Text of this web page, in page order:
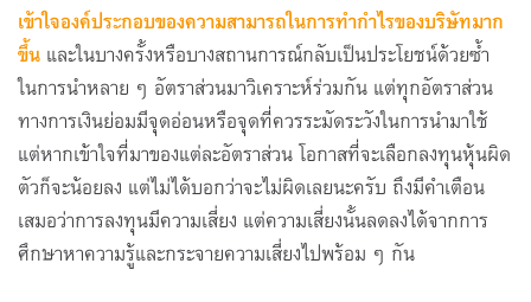
เข้าใจองค์ประกอบของความสามารถในการทำกำไรของบริษัทมาก
ขึ้น และในบางครั้งหรือบางสถานการณ์กลับเป็นประโยชน์ด้วยซ้ำ
ในการนำหลาย ๆ อัตราส่วนมาวิเคราะห์ร่วมกัน แต่ทุกอัตราส่วน
ทางการเงินย่อมมีจุดอ่อนหรือจุดที่ควรระมัดระวังในการนำมาใช้
แต่หากเข้าใจที่มาของแต่ละอัตราส่วน โอกาสที่จะเลือกลงทุนหุ้นผิด
ตัวก็จะน้อยลง แต่ไม่ได้บอกว่าจะไม่ผิดเลยนะครับ ถึงมีคำเตือน
เสมอว่าการลงทุนมีความเสี่ยง แต่ความเสี่ยงนั้นลดลงได้จากการ
ศึกษาหาความรู้และกระจายความเสี่ยงไปพร้อม ๆ กัน